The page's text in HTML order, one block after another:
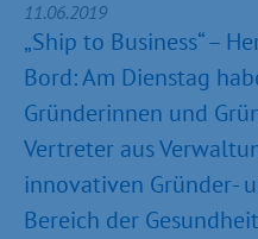
11.06.2019
„Ship to Business“ –
Bord: Am Dienstag
Gründerinnen und
Vertreter aus
innovativen Gründer-
Bereich der